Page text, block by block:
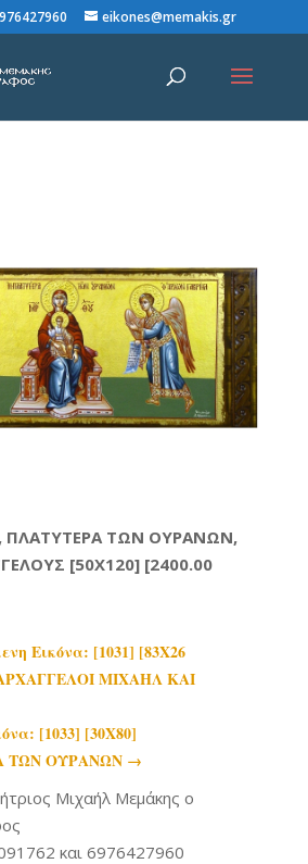
eikones@memakis.gr
ΠΛΑΤΥΤΕΡΑ ΤΩΝ ΟΥΡΑΝΩΝ,
[50X120] [2400.00
Εικόνα: [1031] [83Χ26
ΜΙΧΑΗΛ ΚΑΙ
[1033] [30Χ80]
ΤΩΝ ΟΥΡΑΝΩΝ→
Μιχαήλ Μεμάκης ο
και 6976427960